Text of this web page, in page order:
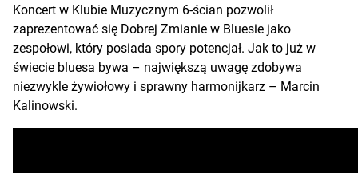
Koncert w Klubie Muzycznym 6-ścian pozwolił
zaprezentować się Dobrej Zmianie w Bluesie jako
zespołowi, który posiada spory potencjał. Jak to już w
świecie bluesa bywa – największą uwagę zdobywa
niezwykle żywiołowy i sprawny harmonijkarz – Marcin
Kalinowski.